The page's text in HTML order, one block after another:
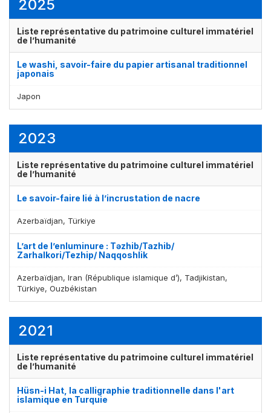
Affichage par
2025
Liste représentative du patrimoine culturel immatériel
de l’humanité
Le washi, savoir-faire du papier artisanal traditionnel
japonais
Japon
2023
Liste représentative du patrimoine culturel immatériel
de l’humanité
Le savoir-faire lié à l’incrustation de nacre
Azerbaïdjan, Türkiye
L’art de l’enluminure : Təzhib/Tazhib/
Zarhalkori/Tezhip/ Naqqoshlik
Azerbaïdjan, Iran (République islamique d’), Tadjikistan,
Türkiye, Ouzbékistan
2021
Liste représentative du patrimoine culturel immatériel
de l’humanité
Hüsn-i Hat, la calligraphie traditionnelle dans l'art
islamique en Turquie